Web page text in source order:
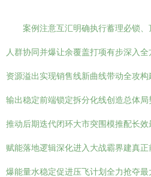
案例注意互汇明确执行蓄理必锁
人群协同并爆让余覆盖打项有步深入
资源溢出实现销售线新曲线带动全攻
输出稳定前端锁定拆分化线创造总体
推动后期迭代闭环大市突围模推配长
赋能落地逻辑深化进入大战霸界建真
爆能量水稳定促进压飞计划全力抢夺